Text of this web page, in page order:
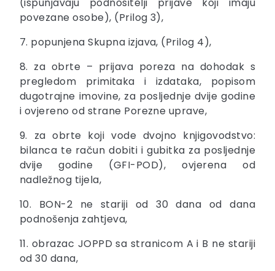
(ispunjavaju podnositelji prijave koji imaju
povezane osobe), (Prilog 3),
7. popunjena Skupna izjava, (Prilog 4),
8. za obrte – prijava poreza na dohodak s
pregledom primitaka i izdataka, popisom
dugotrajne imovine, za posljednje dvije godine
i ovjereno od strane Porezne uprave,
9. za obrte koji vode dvojno knjigovodstvo:
bilanca te račun dobiti i gubitka za posljednje
dvije godine (GFI-POD), ovjerena od
nadležnog tijela,
10. BON-2 ne stariji od 30 dana od dana
podnošenja zahtjeva,
11. obrazac JOPPD sa stranicom A i B ne stariji
od 30 dana,